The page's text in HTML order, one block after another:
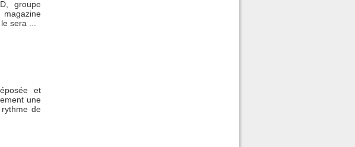
groupe
sera ...
et
une
de